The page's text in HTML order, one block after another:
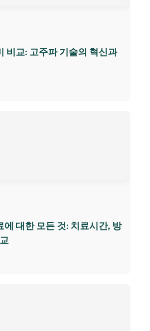
비교: 고주파 기술의 혁신과
에 대한 모든 것: 치료시간, 방